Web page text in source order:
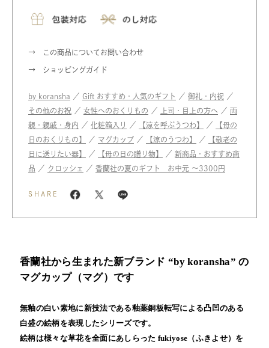
この商品についてお問い合わせ
ショッピングガイド
by koransha ／ Gift おすすめ・人気のギフト ／ 御礼・内祝 ／
その他のお祝 ／ 女性へのおくりもの ／ 上司・目上の方へ ／ 両
親・親戚・身内 ／ 化粧箱入り ／ 【涼を呼ぶうつわ】 ／
【母の
日のおくりもの】
／ マグカップ ／ 【涼のうつわ】 ／
【敬老の
日に送りたい器】
／ 【母の日の贈り物】 ／ 新商品・おすすめ商
品 ／ クロッシェ ／ 香蘭社の夏のギフト お中元 〜3300円
SHARE
香蘭社から生まれた新ブランド “by koransha” の
マグカップ（マグ）です
無釉の白い素地に新技法である釉薬銅板転写による凸凹のある
白盛の絵柄を表現したシリーズです。
絵柄は様々な草花を全面にあしらった fukiyose（ふきよせ）を